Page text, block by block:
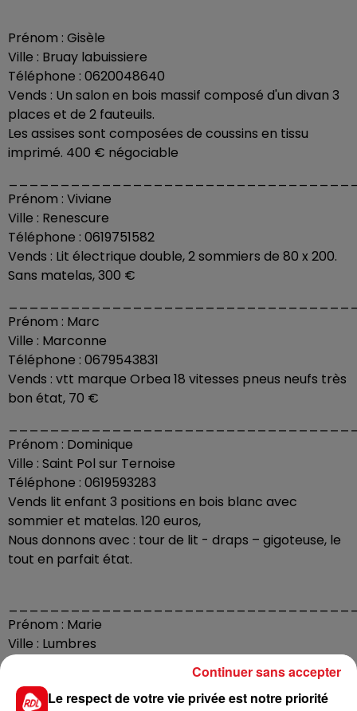
Prénom : Gisèle
Ville : Bruay labuissiere
Téléphone : 0620048640
Vends : Un salon en bois massif composé d'un divan 3
places et de 2 fauteuils.
Les assises sont composées de coussins en tissu
imprimé. 400 € négociable
Prénom : Viviane
Ville : Renescure
Téléphone : 0619751582
Vends : Lit électrique double, 2 sommiers de 80 x 200.
Sans matelas, 300 €
Prénom : Marc
Ville : Marconne
Téléphone : 0679543831
Vends : vtt marque Orbea 18 vitesses pneus neufs très
bon état, 70 €
Prénom : Dominique
Ville : Saint Pol sur Ternoise
Téléphone : 0619593283
Vends lit enfant 3 positions en bois blanc avec
sommier et matelas. 120 euros,
Nous donnons avec : tour de lit - draps – gigoteuse, le
tout en parfait état.
Prénom : Marie
Ville : Lumbres
Téléphone : 0610375680
Vends : Un aquarium complet avec décorations plus
pompe. 120 x 40 x 55 au prix de 150€
Le respect de votre vie privée est notre priorité
Continuer sans accepter